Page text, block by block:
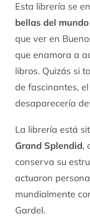
Esta librería se
bellas del mundo
que ver en
que enamora a
libros. Quizás si
de fascinantes,
desaparecería
La librería está
Grand Splendid,
conserva su
actuaron
mundialmente
Gardel.